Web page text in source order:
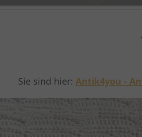
Sie sind hier: Antik4you -